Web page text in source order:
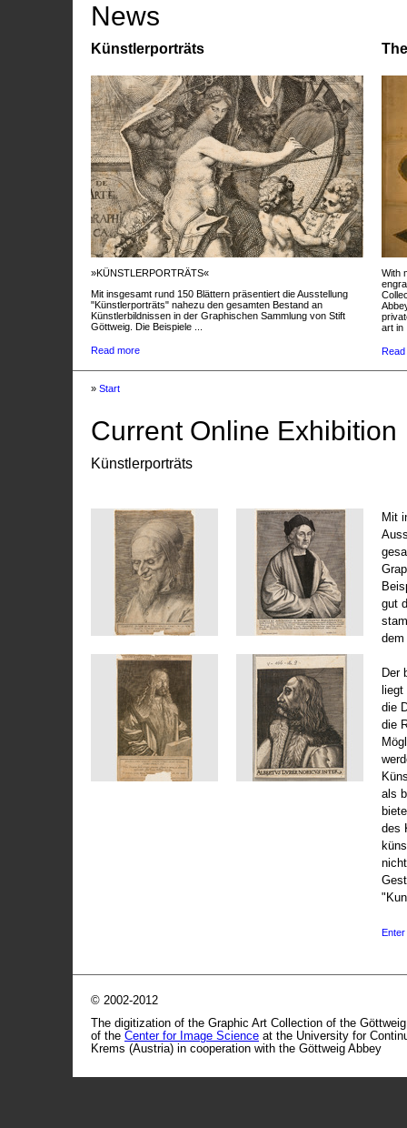
News
Künstlerporträts
»KÜNSTLERPORTRÄTS«
Mit insgesamt rund 150 Blättern präsentiert die Ausstellung
"Künstlerporträts" nahezu den gesamten Bestand an
Künstlerbildnissen in der Graphischen Sammlung von Stift
Göttweig. Die Beispiele ...
Read more
With
art in
» Start
Current Online Exhibition
Künstlerporträts
Mit
gut
dem
Der
die
die
als
des
Enter
© 2002-2012
The digitization of the Graphic Art Collection of the
of the Center for Image Science at the University for
Krems (Austria) in cooperation with the Göttweig Abbey